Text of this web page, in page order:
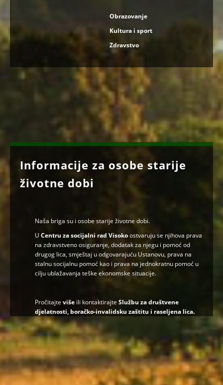
Obrazovanje
Kultura i sport
Zdravstvo
Informacije za osobe starije
životne dobi
Naša briga su i osobe starije životne dobi.
U Centru za socijalni rad Visokoostvaruju se njihova prava
na zdravstveno osiguranje, dodatak za njegu i pomoć od
drugog lica, smještaj u odgovarajuću Ustanovu, prava na
stalnu socijalnu pomoć kao i prava na jednokratnu pomoć u
cilju ublažavanja teške ekonomske situacije.
Pročitajte više ili kontaktirajte Službu za društvene
djelatnosti, boračko-invalidsku zaštitu i raseljena lica.